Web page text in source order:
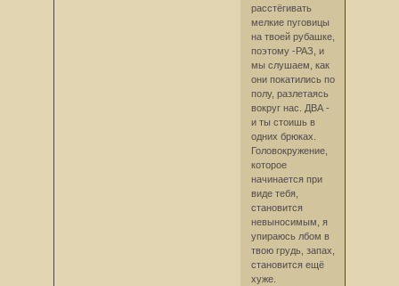
расстёгивать
мелкие пуговицы
на твоей рубашке,
поэтому -РАЗ, и
мы слушаем, как
они покатились по
полу, разлетаясь
вокруг нас. ДВА -
и ты стоишь в
одних брюках.
Головокружение,
которое
начинается при
виде тебя,
становится
невыносимым, я
упираюсь лбом в
твою грудь, запах,
становится ещё
хуже.